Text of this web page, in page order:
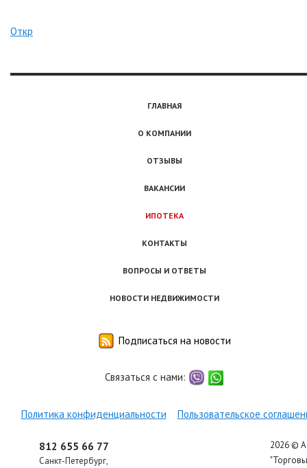
Откр
ГЛАВНАЯ
О КОМПАНИИ
ОТЗЫВЫ
ВАКАНСИИ
ИПОТЕКА
КОНТАКТЫ
ВОПРОСЫ И ОТВЕТЫ
НОВОСТИ НЕДВИЖИМОСТИ
Подписаться на новости
Связаться с нами:
viber
whatsapp
Политика конфиденциальности Пользовательское
812 655 66 77
Санкт-Петербург,
2026 ©